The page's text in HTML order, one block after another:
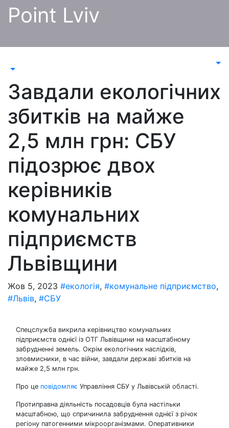
Перейти
Point Lviv
Завдали екологічних
збитків на майже
2,5 млн грн: СБУ
підозрює двох
керівників
комунальних
підприємств
Львівщини
Жов 5, 2023 #екологія, #комунальне підприємство,
#Львів, #СБУ
Спецслужба викрила керівництво комунальних
підприємств однієї із ОТГ Львівщини на масштабному
забрудненні земель. Окрім екологічних наслідків,
зловмисники, в час війни, завдали державі збитків на
майже 2,5 млн грн.
Про це повідомляє Управління СБУ у Львівській області.
Протиправна діяльність посадовців була настільки
масштабною, що спричинила забруднення однієї з річок
регіону патогенними мікроорганізмами. Оперативники